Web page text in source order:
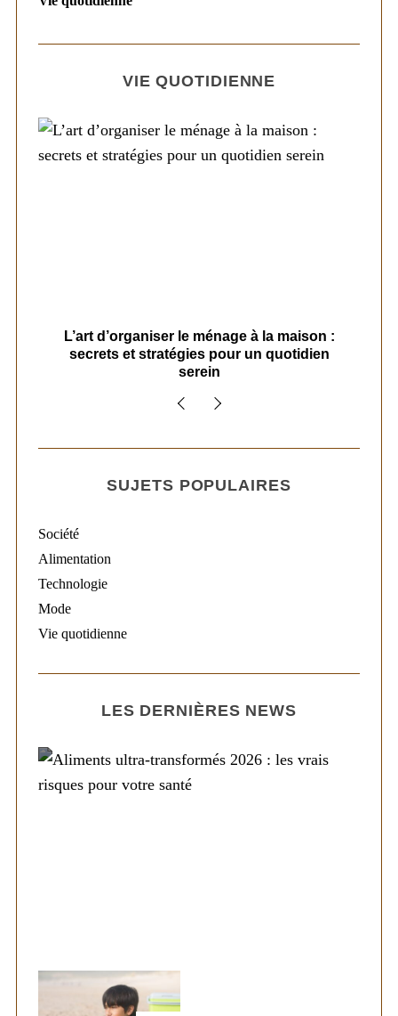
VIE QUOTIDIENNE
L’art d’organiser le ménage à la maison :
secrets et stratégies pour un quotidien
serein
SUJETS POPULAIRES
Société
Alimentation
Technologie
Mode
Vie quotidienne
LES DERNIÈRES NEWS